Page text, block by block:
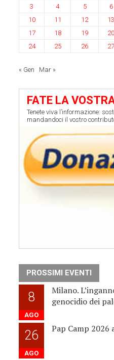
3
4 5 6
10
11 12 13
17
18 19 20
24
25 26 27
« Gen Mar »
FATE LA
Tenete viva l’informazione:
mandandoci il vostro
PROSSIMI EVENTI
8
AGO
Milano.
genocidio dei
26
AGO
Pap Camp 2026